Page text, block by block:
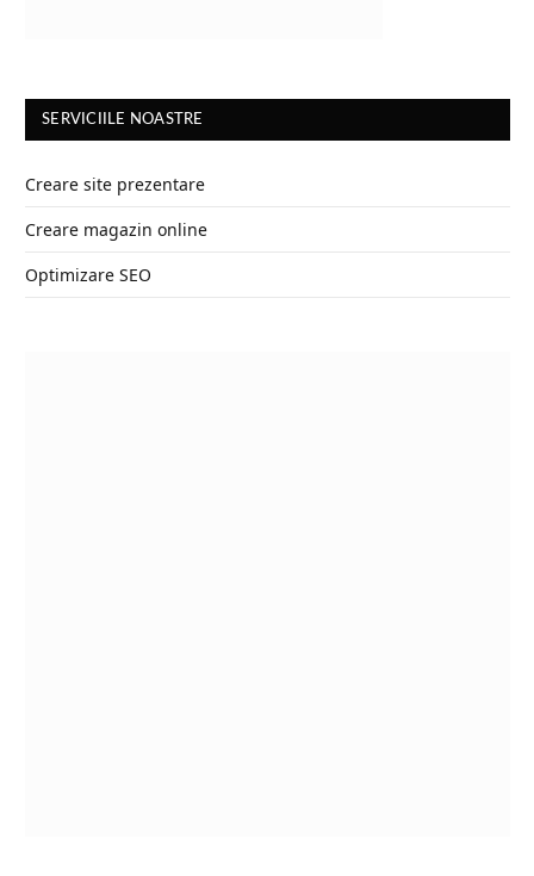
SERVICIILE NOASTRE
Creare site prezentare
Creare magazin online
Optimizare SEO